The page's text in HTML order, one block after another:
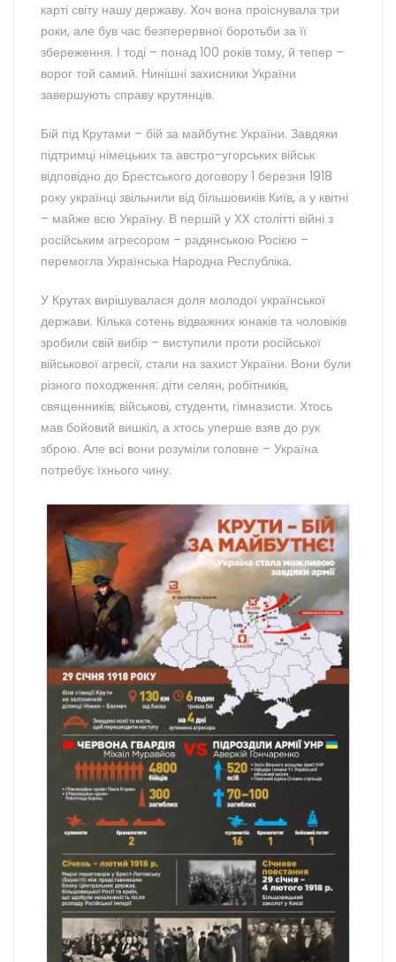
карті світу нашу державу. Хоч вона проіснувала три
роки, але був час безперервної боротьби за її
збереження. І тоді – понад 100 років тому, й тепер –
ворог той самий. Нинішні захисники України
завершують справу крутянців.
Бій під Крутами – бій за майбутнє України. Завдяки
підтримці німецьких та австро-угорських військ
відповідно до Брестського договору 1 березня 1918
року українці звільнили від більшовиків Київ, а у квітні
– майже всю Україну. В першій у XX столітті війні з
російським агресором – радянською Росією –
перемогла Українська Народна Республіка.
У Крутах вирішувалася доля молодої української
держави. Кілька сотень відважних юнаків та чоловіків
зробили свій вибір – виступили проти російської
військової агресії, стали на захист України. Вони були
різного походження: діти селян, робітників,
священників; військові, студенти, гімназисти. Хтось
мав бойовий вишкіл, а хтось уперше взяв до рук
зброю. Але всі вони розуміли головне – Україна
потребує їхнього чину.